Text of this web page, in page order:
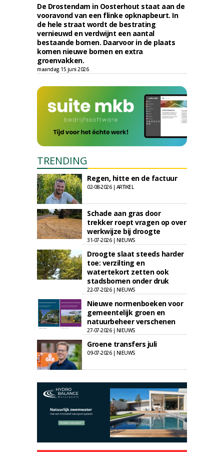
De Drostendam in Oosterhout staat aan de
vooravond van een flinke opknapbeurt. In
de hele straat wordt de bestrating
vernieuwd en verdwijnt een aantal
bestaande bomen. Daarvoor in de plaats
komen nieuwe bomen en extra
groenvakken.
maandag 15 juni 2026
TRENDING
Regen, hitte en de factuur
02-08-2026 | ARTIKEL
Schade aan gras door
trekker roept vragen op over
werkwijze bij droogte
31-07-2026 | NIEUWS
Droogte slaat steeds harder
toe: verzilting en
watertekort zetten ook
stadsbomen onder druk
22-07-2026 | NIEUWS
Nieuwe normenboeken voor
gemeentelijk groen en
natuurbeheer verschenen
27-07-2026 | NIEUWS
Groene transfers juli
09-07-2026 | NIEUWS